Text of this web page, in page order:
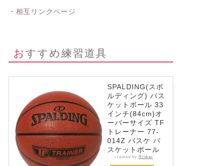
・相互リンクページ
おすすめ練習道具
SPALDING(スポ
ルディング) バス
ケットボール 33
インチ(84cm)オ
ーバーサイズ TF
トレーナー 77-
014Z バスケ バ
スケットボール
created by Rinker